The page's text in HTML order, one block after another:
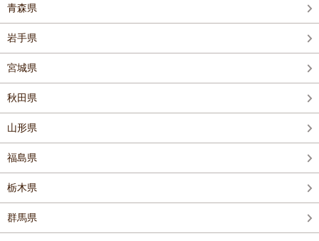
青森県
岩手県
宮城県
秋田県
山形県
福島県
栃木県
群馬県